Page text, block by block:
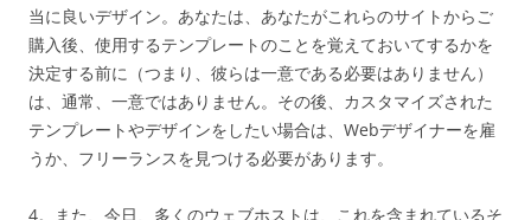
当に良いデザイン。あなたは、あなたがこれらのサイトからご
購入後、使用するテンプレートのことを覚えておいてするかを
決定する前に（つまり、彼らは一意である必要はありません）
は、通常、一意ではありません。その後、カスタマイズされた
テンプレートやデザインをしたい場合は、Webデザイナーを雇
うか、フリーランスを見つける必要があります。
4。また、今日、多くのウェブホストは、これを含まれているそ